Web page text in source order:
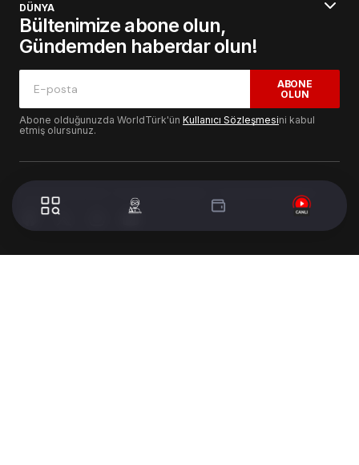
DÜNYA
Bültenimize abone olun,
Gündemden haberdar olun!
ABONE
OLUN
Abone olduğunuzda WorldTürk'ün Kullanıcı Sözleşmesini kabul
etmiş olursunuz.
© 2024 WorldTurk. Tüm Hakları Saklıdır. - Tasarım & Geliştirme :
Volion's